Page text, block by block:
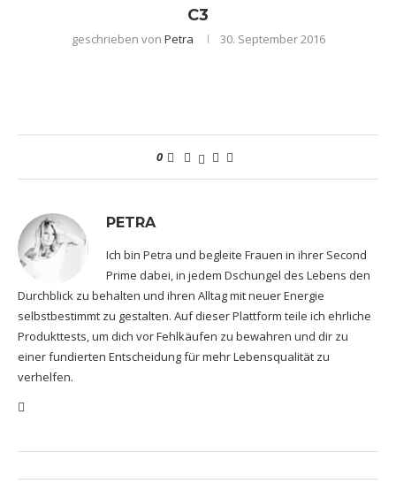
C3
geschrieben von Petra 30. September 2016
0
PETRA
Ich bin Petra und begleite Frauen in ihrer Second
Prime dabei, in jedem Dschungel des Lebens den
Durchblick zu behalten und ihren Alltag mit neuer Energie
selbstbestimmt zu gestalten. Auf dieser Plattform teile ich ehrliche
Produkttests, um dich vor Fehlkäufen zu bewahren und dir zu
einer fundierten Entscheidung für mehr Lebensqualität zu
verhelfen.